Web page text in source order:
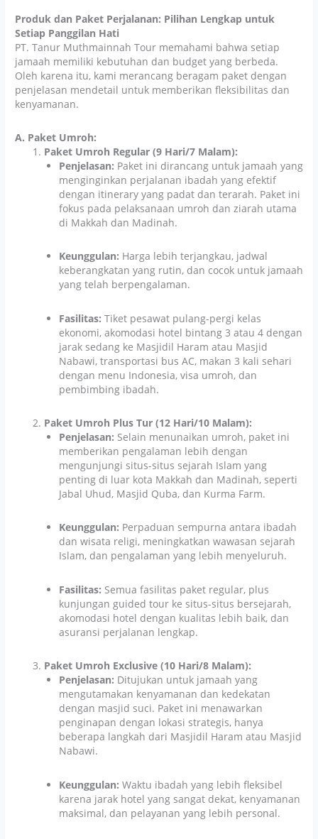
Produk dan Paket Perjalanan: Pilihan Lengkap untuk
Setiap Panggilan Hati
PT. Tanur Muthmainnah Tour memahami bahwa setiap
jamaah memiliki kebutuhan dan budget yang berbeda.
Oleh karena itu, kami merancang beragam paket dengan
penjelasan mendetail untuk memberikan fleksibilitas dan
kenyamanan.
A. Paket Umroh:
Paket Umroh Regular (9 Hari/7 Malam):
Penjelasan: Paket ini dirancang untuk jamaah yang
menginginkan perjalanan ibadah yang efektif
dengan itinerary yang padat dan terarah. Paket ini
fokus pada pelaksanaan umroh dan ziarah utama
di Makkah dan Madinah.
Keunggulan: Harga lebih terjangkau, jadwal
keberangkatan yang rutin, dan cocok untuk jamaah
yang telah berpengalaman.
Fasilitas: Tiket pesawat pulang-pergi kelas
ekonomi, akomodasi hotel bintang 3 atau 4 dengan
jarak sedang ke Masjidil Haram atau Masjid
Nabawi, transportasi bus AC, makan 3 kali sehari
dengan menu Indonesia, visa umroh, dan
pembimbing ibadah.
Paket Umroh Plus Tur (12 Hari/10 Malam):
Penjelasan: Selain menunaikan umroh, paket ini
memberikan pengalaman lebih dengan
mengunjungi situs-situs sejarah Islam yang
penting di luar kota Makkah dan Madinah, seperti
Jabal Uhud, Masjid Quba, dan Kurma Farm.
Keunggulan: Perpaduan sempurna antara ibadah
dan wisata religi, meningkatkan wawasan sejarah
Islam, dan pengalaman yang lebih menyeluruh.
Fasilitas: Semua fasilitas paket regular, plus
kunjungan guided tour ke situs-situs bersejarah,
akomodasi hotel dengan kualitas lebih baik, dan
asuransi perjalanan lengkap.
Paket Umroh Exclusive (10 Hari/8 Malam):
Penjelasan: Ditujukan untuk jamaah yang
mengutamakan kenyamanan dan kedekatan
dengan masjid suci. Paket ini menawarkan
penginapan dengan lokasi strategis, hanya
beberapa langkah dari Masjidil Haram atau Masjid
Nabawi.
Keunggulan: Waktu ibadah yang lebih fleksibel
karena jarak hotel yang sangat dekat, kenyamanan
maksimal, dan pelayanan yang lebih personal.